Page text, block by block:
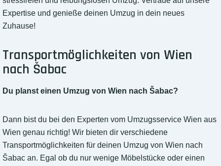
Expertise und genieße deinen Umzug in dein neues
Zuhause!
Transportmöglichkeiten von Wien
nach Šabac
Du planst einen Umzug von Wien nach Šabac?
Dann bist du bei den Experten vom Umzugsservice Wien aus
Wien genau richtig! Wir bieten dir verschiedene
Transportmöglichkeiten für deinen Umzug von Wien nach
Šabac an. Egal ob du nur wenige Möbelstücke oder einen